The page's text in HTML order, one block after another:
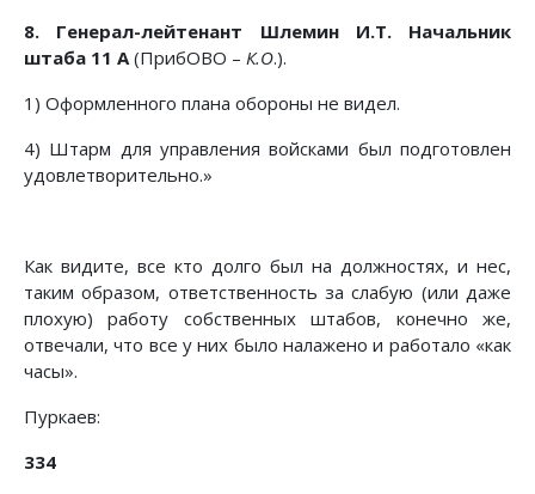
8. Генерал-лейтенант Шлемин И.Т. Начальник
штаба 11 А(ПрибОВО – К.О.).
1) Оформленного плана обороны не видел.
4) Штарм для управления войсками был подготовлен
удовлетворительно.»
Как видите, все кто долго был на должностях, и нес,
таким образом, ответственность за слабую (или даже
плохую) работу собственных штабов, конечно же,
отвечали, что все у них было налажено и работало «как
часы».
Пуркаев:
334